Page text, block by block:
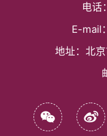
电话：
E-mail：
地址： 北